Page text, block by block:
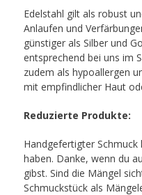
Edelstahl gilt als robust
Anlaufen und
günstiger als Silber und
entsprechend bei uns im
zudem als hypoallergen
mit empfindlicher Haut
Reduzierte Produkte:
Handgefertigter
haben. Danke, wenn du
gibst. Sind die Mängel
Schmuckstück als